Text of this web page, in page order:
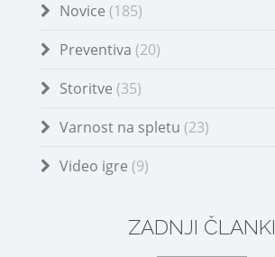
Novice (185)
Preventiva (20)
Storitve (35)
Varnost na spletu (23)
Video igre (9)
ZADNJI ČLANKI